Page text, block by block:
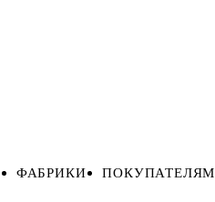
ФАБРИКИ ПОКУПАТЕЛЯМ